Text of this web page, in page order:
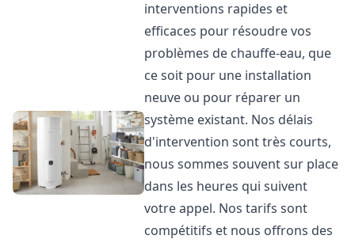
interventions rapides et
efficaces pour résoudre vos
problèmes de chauffe-eau, que
ce soit pour une installation
neuve ou pour réparer un
système existant. Nos délais
d'intervention sont très courts,
nous sommes souvent sur place
dans les heures qui suivent
votre appel. Nos tarifs sont
compétitifs et nous offrons des